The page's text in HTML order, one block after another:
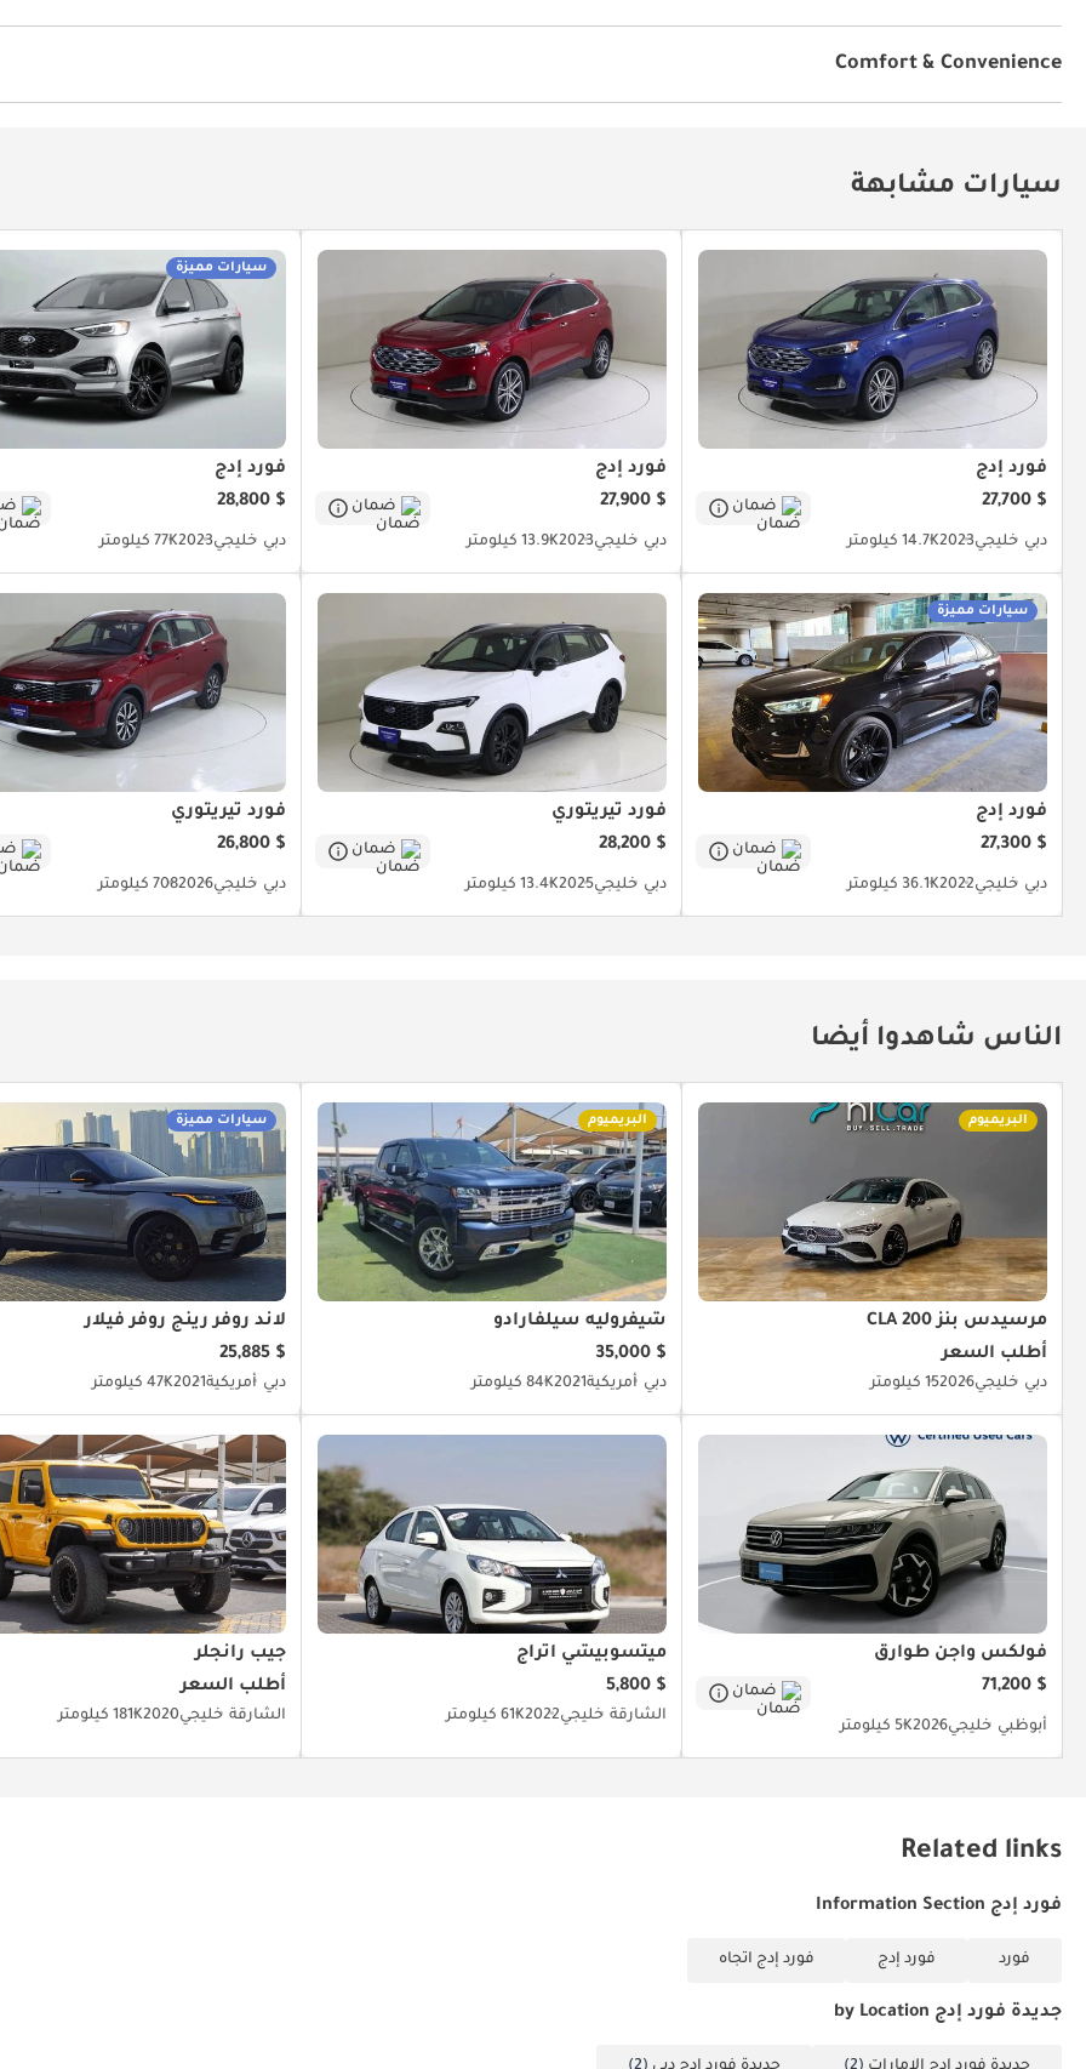
Comfort & Convenience
سيارات مشابهة
فورد إدج
$ 27,700
ضمان
دبي خليجي202314.7K كيلومتر
فورد إدج
$ 27,900
ضمان
دبي خليجي202313.9K كيلومتر
سيارات مميزة
فورد إدج
$ 28,800
دبي خليجي202377K كيلومتر
سيارات مميزة
فورد إدج
$ 27,300
ضمان
دبي خليجي202236.1K كيلومتر
فورد تيريتوري
$ 28,200
ضمان
دبي خليجي202513.4K كيلومتر
فورد تيريتوري
$ 26,800
دبي خليجي2026708 كيلومتر
الناس شاهدوا أيضا
البريميوم
مرسيدس بنز CLA 200
أطلب السعر
دبي خليجي202615 كيلومتر
البريميوم
شيفروليه سيلفارادو
$ 35,000
دبي أمريكية202184K كيلومتر
سيارات مميزة
لاند روفر رينج روفر فيلار
$ 25,885
دبي أمريكية202147K كيلومتر
فولكس واجن طوارق
$ 71,200
ضمان
أبوظبي خليجي20265K كيلومتر
ميتسوبيشي اتراج
$ 5,800
الشارقة خليجي202261K كيلومتر
جيب رانجلر
أطلب السعر
الشارقة خليجي2020181K كيلومتر
Related links
فورد إدج Information Section
فورد فورد إدج فورد إدج اتجاه
جديدة فورد إدج by Location